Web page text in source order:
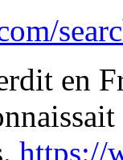
en
https://